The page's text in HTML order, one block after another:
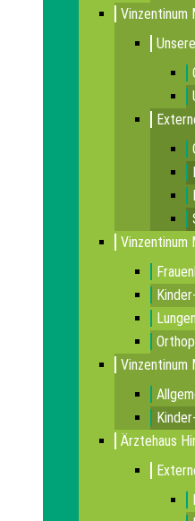
Vinzentinum
Vinzentinum
Vinzentinum
Ärztehaus